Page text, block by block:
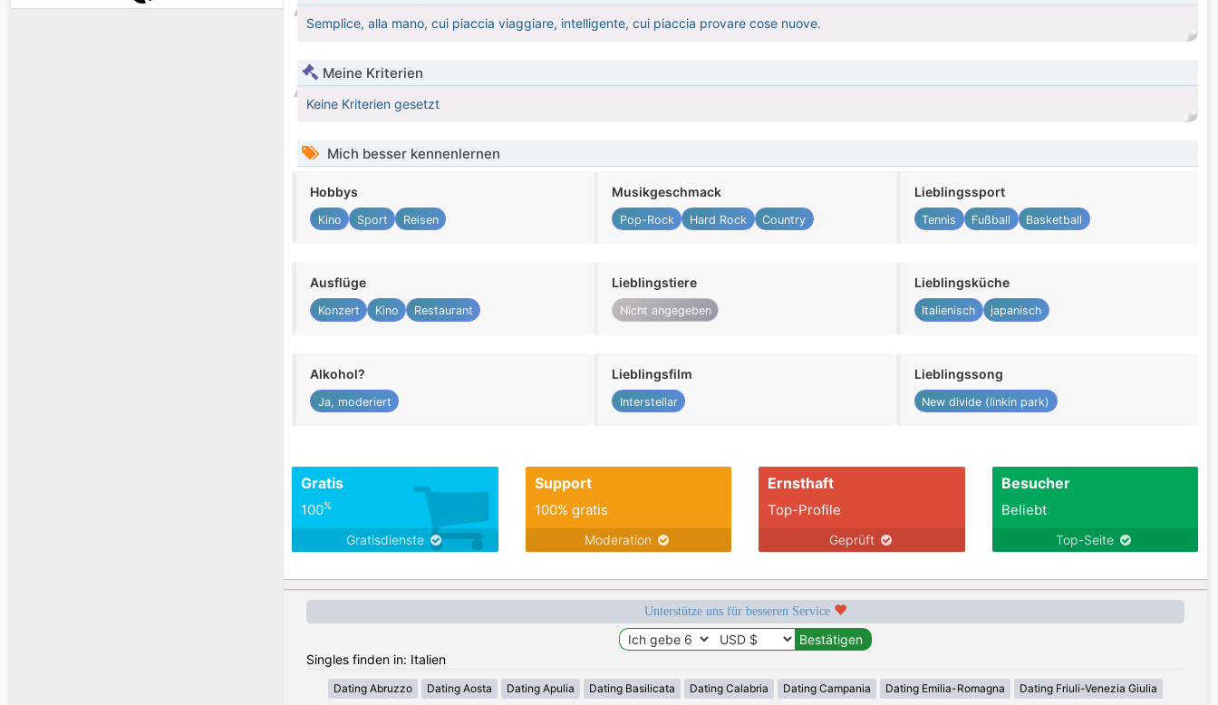
Semplice, alla mano, cui piaccia viaggiare, intelligente, cui piaccia provare cose nuove.
Meine Kriterien
Keine Kriterien gesetzt
Mich besser kennenlernen
Hobbys
Kino Sport Reisen
Musikgeschmack
Pop-Rock Hard Rock Country
Lieblingssport
Tennis Fußball Basketball
Ausflüge
Konzert Kino Restaurant
Lieblingstiere
Nicht angegeben
Lieblingsküche
Italienisch japanisch
Alkohol?
Ja, moderiert
Lieblingsfilm
Interstellar
Lieblingssong
New divide (linkin park)
Gratis
100%
Gratisdienste
Support
100% gratis
Moderation
Ernsthaft
Top-Profile
Geprüft
Besucher
Beliebt
Top-Seite
Unterstütze uns für besseren Service
Singles finden in: Italien
Dating Abruzzo Dating Aosta Dating Apulia Dating Basilicata Dating Calabria Dating Campania Dating Emilia-Romagna Dating Friuli-Venezia Giulia